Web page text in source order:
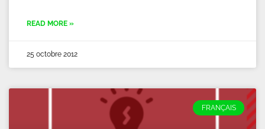
READ MORE »
25 octobre 2012
FRANÇAIS